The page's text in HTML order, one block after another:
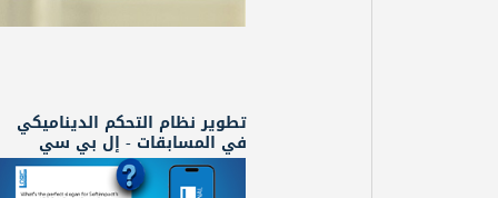
تطوير نظام التحكم الديناميكي
في المسابقات - إل بي سي